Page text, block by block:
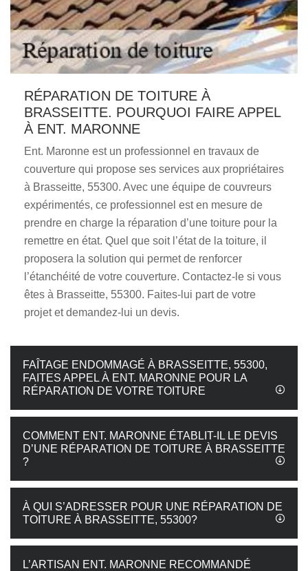
RÉPARATION DE TOITURE À
BRASSEITTE. POURQUOI FAIRE APPEL
À ENT. MARONNE
Ent. Maronne est un professionnel en travaux de
couverture qui propose ses services aux propriétaires
à Brasseitte, 55300. Avec une équipe de couvreurs
expérimentés, ce professionnel est en mesure de
prendre en charge la réparation d’une toiture pour la
remettre en état. Quel que soit l’état de la toiture, il
proposera la solution qui permet de renforcer
l’étanchéité de votre couverture. Contactez-le si vous
êtes à Brasseitte, 55300. Faites-lui part de votre
projet et demandez-lui un devis.
FAÎTAGE ENDOMMAGÉ À BRASSEITTE, 55300,
FAITES APPEL À ENT. MARONNE POUR LA
RÉPARATION DE VOTRE TOITURE
COMMENT ENT. MARONNE ÉTABLIT-IL LE DEVIS
D’UNE RÉPARATION DE TOITURE À BRASSEITTE
?
À QUI S’ADRESSER POUR UNE RÉPARATION DE
TOITURE À BRASSEITTE, 55300?
L’ARTISAN ENT. MARONNE RECOMMANDÉ